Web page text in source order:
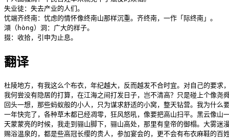
失业徒：失去产业的人们。
忧端齐终南：忧虑的情怀像终南山那样沉重。齐终南，一作「际终南」。
澒（hòng）洞：广大的样子。
掇：收拾，引申为止息。
翻译
杜陵地方，有我这么个布衣，年纪越大，反而越发不合时宜。对自己的要
我何尝没有隐居的打算，在江海之间打发日子，岂不清高？只是碰上个像
回头一想，那些蚂蚁般的小人，只为谋求舒适的小窝，整天钻营。我为什
一年快完了，各种草木都已经凋零，狂风怒吼，像要把高山扫平。黑云像
天蒙蒙亮的时候，我走到骊山脚下，骊山高处，那里有皇帝的御榻。大雾
赐浴温泉的，都是些高冠长缨的贵人，参加宴会的，更不会有布衣麻鞋的